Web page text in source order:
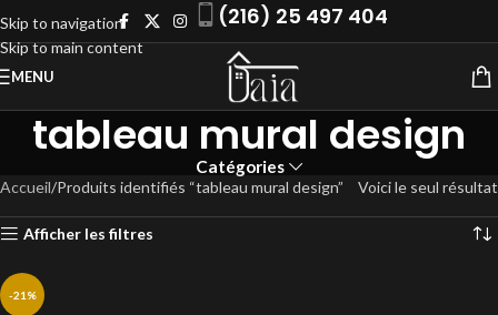
Skip to navigation
Skip to main content
(216) 25 497 404
MENU
tableau mural design
Catégories
Accueil Produits identifiés “tableau mural design” Voici le seul résultat
Afficher les filtres
-21%